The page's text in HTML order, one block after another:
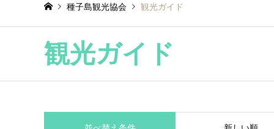
種子島観光協会 観光ガイド
観光ガイド